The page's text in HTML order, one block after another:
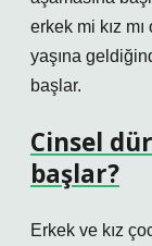
erkek mi kız
yaşına
başlar.
Cinsel
başlar?
Erkek ve kız